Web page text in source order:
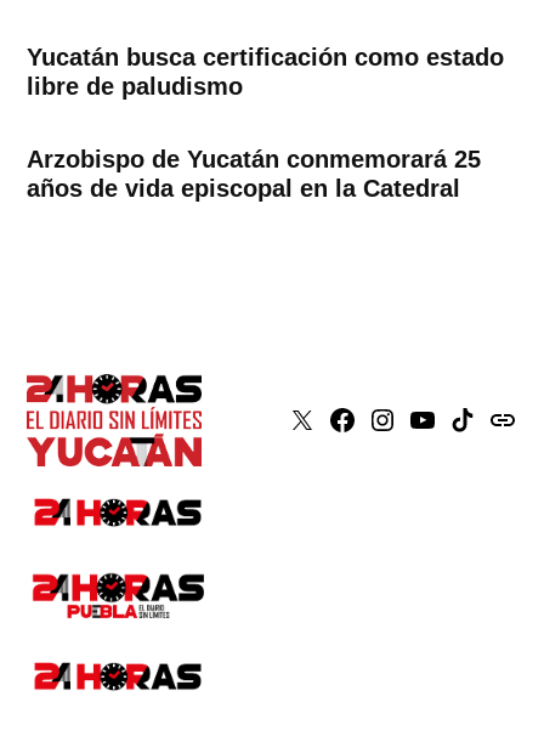
Yucatán busca certificación como estado
libre de paludismo
Arzobispo de Yucatán conmemorará 25
años de vida episcopal en la Catedral
X Faceboook
Instagram
YoutubeTiktokissuu